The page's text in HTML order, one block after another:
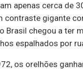
apenas cerca de
contraste gigante
Brasil chegou a ter
espalhados por
os orelhões